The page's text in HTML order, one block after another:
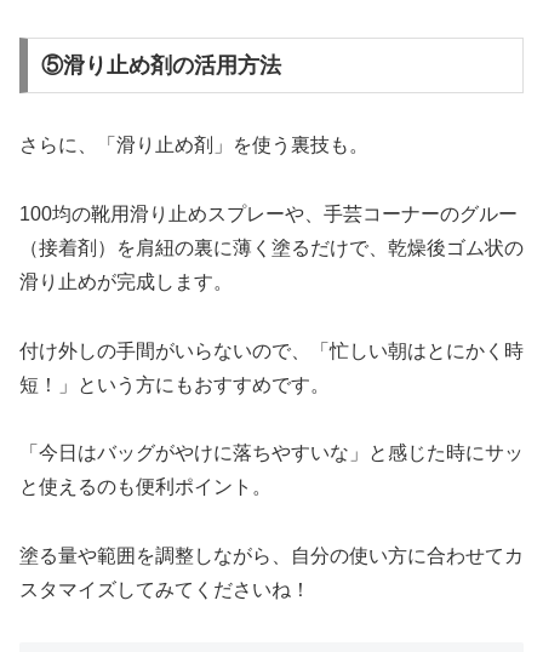
⑤滑り止め剤の活用方法
さらに、「滑り止め剤」を使う裏技も。
100均の靴用滑り止めスプレーや、手芸コーナーのグルー
（接着剤）を肩紐の裏に薄く塗るだけで、乾燥後ゴム状の
滑り止めが完成します。
付け外しの手間がいらないので、「忙しい朝はとにかく時
短！」という方にもおすすめです。
「今日はバッグがやけに落ちやすいな」と感じた時にサッ
と使えるのも便利ポイント。
塗る量や範囲を調整しながら、自分の使い方に合わせてカ
スタマイズしてみてくださいね！